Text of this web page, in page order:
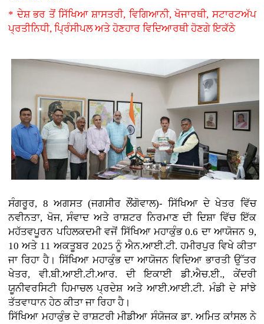
* ਦੇਸ਼ ਭਰ ਤੋਂ ਸਿੱਖਿਆ ਸ਼ਾਸਤਰੀ, ਵਿਗਿਆਨੀ, ਖੋਜਾਰਥੀ, ਸਟਾਰਟਅੱਪ
ਪ੍ਰਤੀਨਿਧੀ, ਪ੍ਰਿੰਸੀਪਲ ਅਤੇ ਹੋਣਹਾਰ ਵਿਦਿਆਰਥੀ ਹੋਣਗੇ ਇਕੱਠੇ
ਸੰਗਰੂਰ, 8 ਅਗਸਤ (ਜਗਸੀਰ ਲੌਂਗੋਵਾਲ)- ਸਿੱਖਿਆ ਦੇ ਖੇਤਰ ਵਿੱਚ
ਨਵੀਨਤਾ, ਖੋਜ, ਸੰਵਾਦ ਅਤੇ ਰਾਸ਼ਟਰ ਨਿਰਮਾਣ ਦੀ ਦਿਸ਼ਾ ਵਿੱਚ ਇੱਕ
ਮਹੱਤਵਪੂਰਨ ਪਹਿਲਕਦਮੀ ਵਜੋਂ ਸਿੱਖਿਆ ਮਹਾਕੁੰਭ 0.6 ਦਾ ਆਯੋਜਨ 9,
10 ਅਤੇ 11 ਅਕਤੂਬਰ 2025 ਨੂੰ ਐਨ.ਆਈ.ਟੀ. ਹਮੀਰਪੁਰ ਵਿਖੇ ਕੀਤਾ
ਜਾ ਰਿਹਾ ਹੈ। ਸਿੱਖਿਆ ਮਹਾਕੁੰਭ ਦਾ ਆਯੋਜਨ ਵਿਦਿਆ ਭਾਰਤੀ ਉੱਤਰ
ਖੇਤਰ, ਵੀ.ਬੀ.ਆਈ.ਟੀ.ਆਰ. ਦੀ ਇਕਾਈ ਡੀ.ਐਚ.ਈ., ਕੇਂਦਰੀ
ਯੂਨੀਵਰਸਿਟੀ ਹਿਮਾਚਲ ਪ੍ਰਦੇਸ਼ ਅਤੇ ਆਈ.ਆਈ.ਟੀ. ਮੰਡੀ ਦੇ ਸਾਂਝੇ
ਤੱਤਵਾਧਾਨ ਹੇਠ ਕੀਤਾ ਜਾ ਰਿਹਾ ਹੈ।
ਸਿੱਖਿਆ ਮਹਾਕੁੰਭ ਦੇ ਰਾਸ਼ਟਰੀ ਮੀਡੀਆ ਸੰਯੋਜਕ ਡਾ. ਅਮਿਤ ਕਾਂਸਲ ਨੇ